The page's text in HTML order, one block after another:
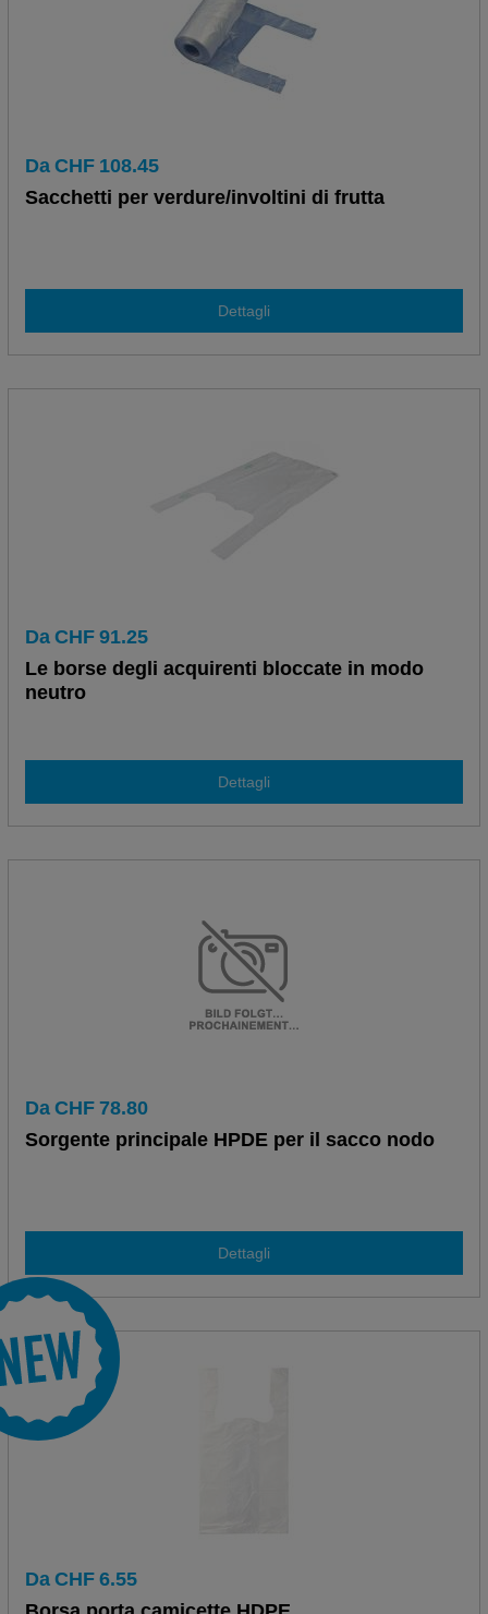
Da CHF 108.45
Sacchetti per verdure/involtini di frutta
Dettagli
Da CHF 91.25
Le borse degli acquirenti bloccate in modo
neutro
Dettagli
Da CHF 78.80
Sorgente principale HPDE per il sacco nodo
Dettagli
Da CHF 6.55